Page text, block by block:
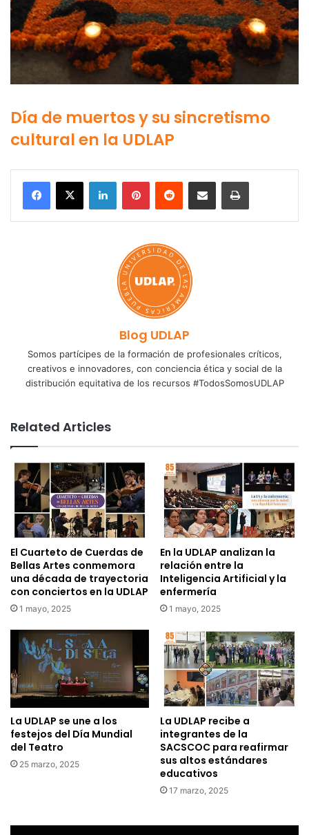
Día de muertos y su sincretismo
cultural en la UDLAP
LinkedInPinterestReddit Share via Email Print
Blog UDLAP
Somos partícipes de la formación de profesionales críticos,
creativos e innovadores, con conciencia ética y social de la
distribución equitativa de los recursos #TodosSomosUDLAP
Related Articles
El Cuarteto de Cuerdas de
Bellas Artes conmemora
una década de trayectoria
con conciertos en la UDLAP
1 mayo, 2025
En la UDLAP analizan la
relación entre la
Inteligencia Artificial y la
enfermería
1 mayo, 2025
La UDLAP se une a los
festejos del Día Mundial
del Teatro
25 marzo, 2025
La UDLAP recibe a
integrantes de la
SACSCOC para reafirmar
sus altos estándares
educativos
17 marzo, 2025